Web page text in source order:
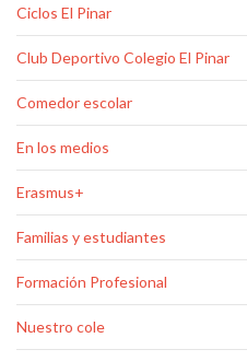
Ciclos El Pinar
Club Deportivo Colegio El Pinar
Comedor escolar
En los medios
Erasmus+
Familias y estudiantes
Formación Profesional
Nuestro cole